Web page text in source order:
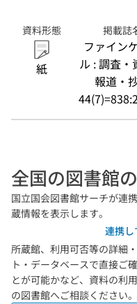
資料形態
紙
掲載誌
ファイン
ル : 調査・
報道・
全国の図書館
国立国会図書館サーチが連
蔵情報を表示します。
連携
所蔵館、利用可否等の詳細
ト・データベースで直接ご
とが可能かなど、資料の利
の図書館へご相談ください